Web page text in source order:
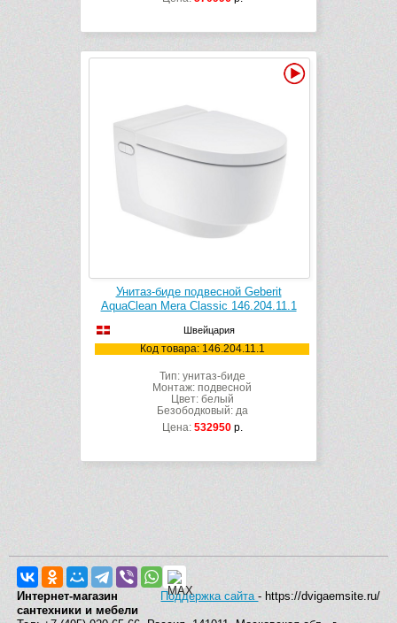
Унитаз-биде подвесной Geberit
AquaClean Mera Classic 146.204.11.1
Швейцария
Код товара: 146.204.11.1
Тип: унитаз-биде
Монтаж: подвесной
Цвет: белый
Безободковый: да
Цена: 532950р.
Поддержка сайта- https://dvigaemsite.ru/
Интернет-магазин
сантехники и мебели